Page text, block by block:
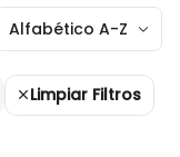
Alfabético A-Z
Limpiar Filtros